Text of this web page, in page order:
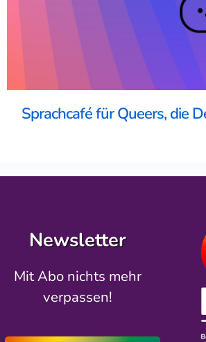
Sprachcafé für Queers, die
Newsletter
Mit Abo nichts mehr
verpassen!